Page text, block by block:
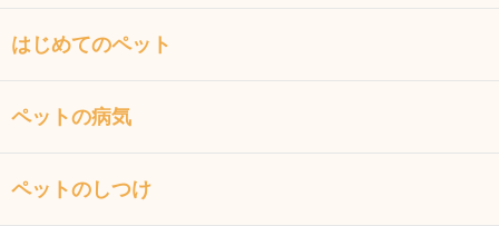
はじめてのペット
ペットの病気
ペットのしつけ